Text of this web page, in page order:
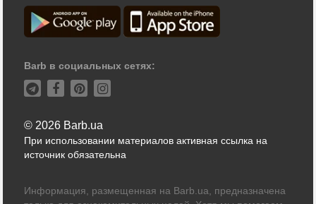
Barb в социальных сетях:
© 2026 Barb.ua
При использовании материалов активная ссылка на
источник обязательна
Информация, размещенная на Barb.ua, предназначена